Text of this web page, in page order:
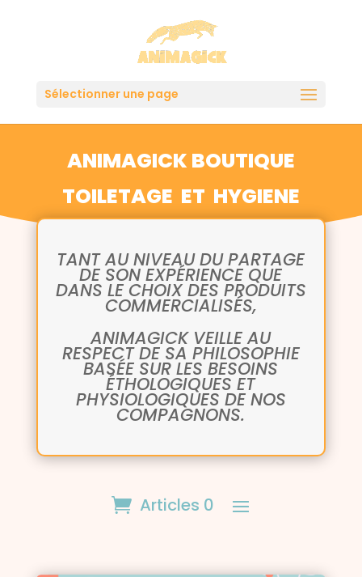
Sélectionner une page
ANIMAGICK BOUTIQUE
TOILETAGE ET HYGIENE
TANT AU NIVEAU DU PARTAGE
DE SON EXPÉRIENCE QUE
DANS LE CHOIX DES PRODUITS
COMMERCIALISÉS,
ANIMAGICK VEILLE AU
RESPECT DE SA PHILOSOPHIE
BASÉE SUR LES BESOINS
ÉTHOLOGIQUES ET
PHYSIOLOGIQUES DE NOS
COMPAGNONS.
Articles 0